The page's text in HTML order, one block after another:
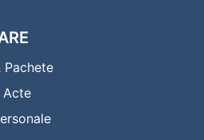
Huedin Deutschlandsberg
Huedin Dornbirn
Huedin Drosendorf-
Huedin Dürnstein
Huedin Ebenfurth
Acte